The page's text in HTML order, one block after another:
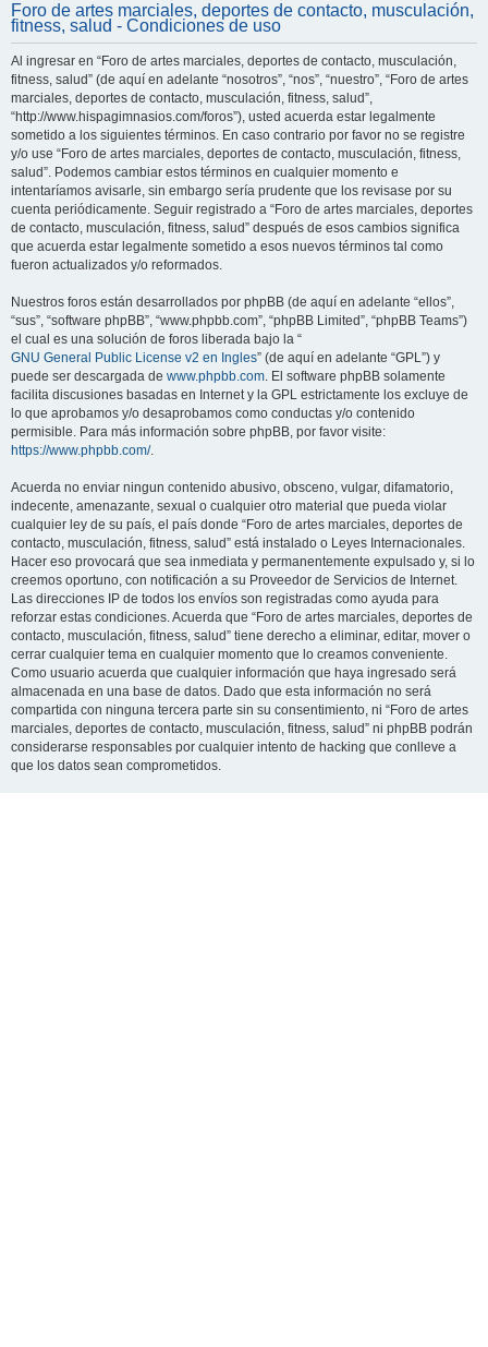
c
Foro de artes marciales, deportes de contacto, musculación,
fitness, salud - Condiciones de uso
Al ingresar en “Foro de artes marciales, deportes de contacto, musculación,
fitness, salud” (de aquí en adelante “nosotros”, “nos”, “nuestro”, “Foro de artes
marciales, deportes de contacto, musculación, fitness, salud”,
“http://www.hispagimnasios.com/foros”), usted acuerda estar legalmente
sometido a los siguientes términos. En caso contrario por favor no se registre
y/o use “Foro de artes marciales, deportes de contacto, musculación, fitness,
salud”. Podemos cambiar estos términos en cualquier momento e
intentaríamos avisarle, sin embargo sería prudente que los revisase por su
cuenta periódicamente. Seguir registrado a “Foro de artes marciales, deportes
de contacto, musculación, fitness, salud” después de esos cambios significa
que acuerda estar legalmente sometido a esos nuevos términos tal como
fueron actualizados y/o reformados.
Nuestros foros están desarrollados por phpBB (de aquí en adelante “ellos”,
“sus”, “software phpBB”, “www.phpbb.com”, “phpBB Limited”, “phpBB Teams”)
el cual es una solución de foros liberada bajo la “
GNU General Public License v2 en Ingles” (de aquí en adelante “GPL”) y
puede ser descargada de www.phpbb.com. El software phpBB solamente
facilita discusiones basadas en Internet y la GPL estrictamente los excluye de
lo que aprobamos y/o desaprobamos como conductas y/o contenido
permisible. Para más información sobre phpBB, por favor visite:
https://www.phpbb.com/.
Acuerda no enviar ningun contenido abusivo, obsceno, vulgar, difamatorio,
indecente, amenazante, sexual o cualquier otro material que pueda violar
cualquier ley de su país, el país donde “Foro de artes marciales, deportes de
contacto, musculación, fitness, salud” está instalado o Leyes Internacionales.
Hacer eso provocará que sea inmediata y permanentemente expulsado y, si lo
creemos oportuno, con notificación a su Proveedor de Servicios de Internet.
Las direcciones IP de todos los envíos son registradas como ayuda para
reforzar estas condiciones. Acuerda que “Foro de artes marciales, deportes de
contacto, musculación, fitness, salud” tiene derecho a eliminar, editar, mover o
cerrar cualquier tema en cualquier momento que lo creamos conveniente.
Como usuario acuerda que cualquier información que haya ingresado será
almacenada en una base de datos. Dado que esta información no será
compartida con ninguna tercera parte sin su consentimiento, ni “Foro de artes
marciales, deportes de contacto, musculación, fitness, salud” ni phpBB podrán
considerarse responsables por cualquier intento de hacking que conlleve a
que los datos sean comprometidos.